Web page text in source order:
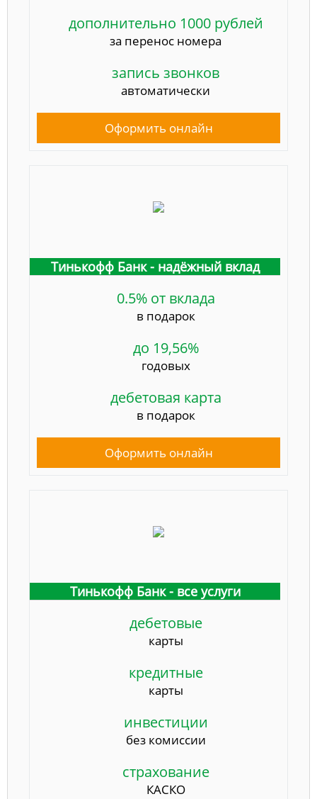
дополнительно 1000 рублей
за перенос номера
запись звонков
автоматически
Оформить онлайн
Тинькофф Банк - надёжный вклад
0.5% от вклада
в подарок
до 19,56%
годовых
дебетовая карта
в подарок
Оформить онлайн
Тинькофф Банк - все услуги
дебетовые
карты
кредитные
карты
инвестиции
без комиссии
страхование
КАСКО